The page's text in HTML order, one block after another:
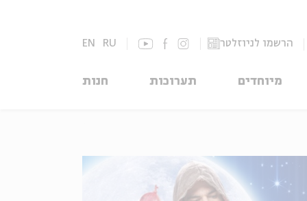
הרשמו לניוזלטר EN RU
מיוחדים תערוכות חנות